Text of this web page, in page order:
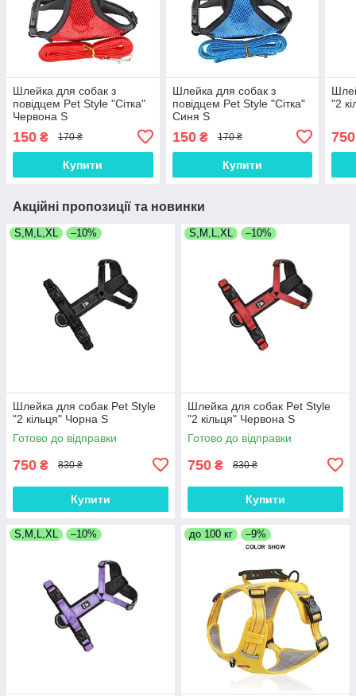
Шлейка для собак з
повідцем Pet Style "Сітка"
Червона S
150 ₴ 170 ₴
Купити
Шлейка для собак з
повідцем Pet Style "Сітка"
Синя S
150₴ 170 ₴
Купити
"2
750
Акційні пропозиції та новинки
S,M,L,XL –10%
Шлейка для собак Pet Style
"2 кільця" Чорна S
Готово до відправки
750 ₴ 830 ₴
Купити
S,M,L,XL –10%
Шлейка для собак Pet Style
"2 кільця" Червона S
Готово до відправки
750 ₴ 830 ₴
Купити
S,M,L,XL –10% до 100 кг –9%